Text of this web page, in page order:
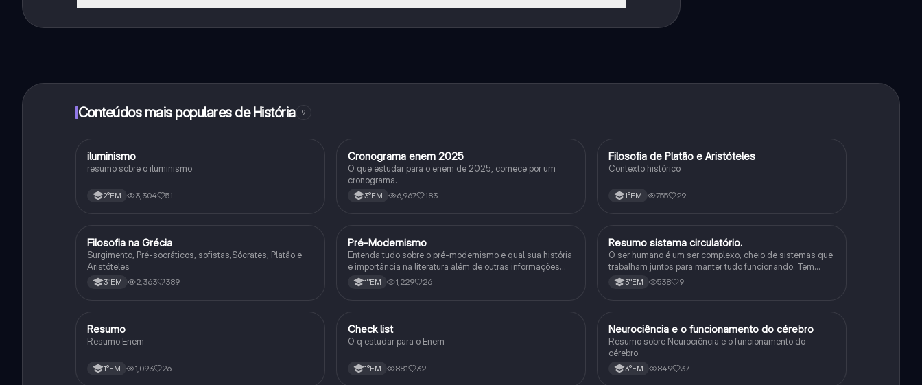
funcionalidades da aplicação, pode adquirir o Knowunity Pro.
Conteúdos mais populares de História 9
História
iluminismo
resumo sobre o iluminismo
2°EM 3,304 51
Arte
Cronograma enem 2025
O que estudar para o enem de 2025, comece por um
cronograma.
3°EM 6,967 183
Filosofia
Filosofia de Platão e Aristóteles
Contexto histórico
1°EM 755 29
Filosofia
Filosofia na Grécia
Surgimento, Pré-socráticos, sofistas,Sócrates, Platão e
Aristóteles
3°EM 2,363 389
História
Pré-Modernismo
Entenda tudo sobre o pré-modernismo e qual sua história
e importância na literatura além de outras informações
sobre esse tempo.
1°EM 1,229 26
Física
Resumo sistema circulatório.
O ser humano é um ser complexo, cheio de sistemas que
trabalham juntos para manter tudo funcionando. Tem
inteligência, se comunica de várias formas e consegue
se adaptar a diferentes situações.
3°EM 538 9
Geografia
Resumo
Resumo Enem
1°EM 1,093 26
Geografia
Check list
O q estudar para o Enem
1°EM 881 32
Biologia
Neurociência e o funcionamento do cérebro
Resumo sobre Neurociência e o funcionamento do
cérebro
3°EM 849 37